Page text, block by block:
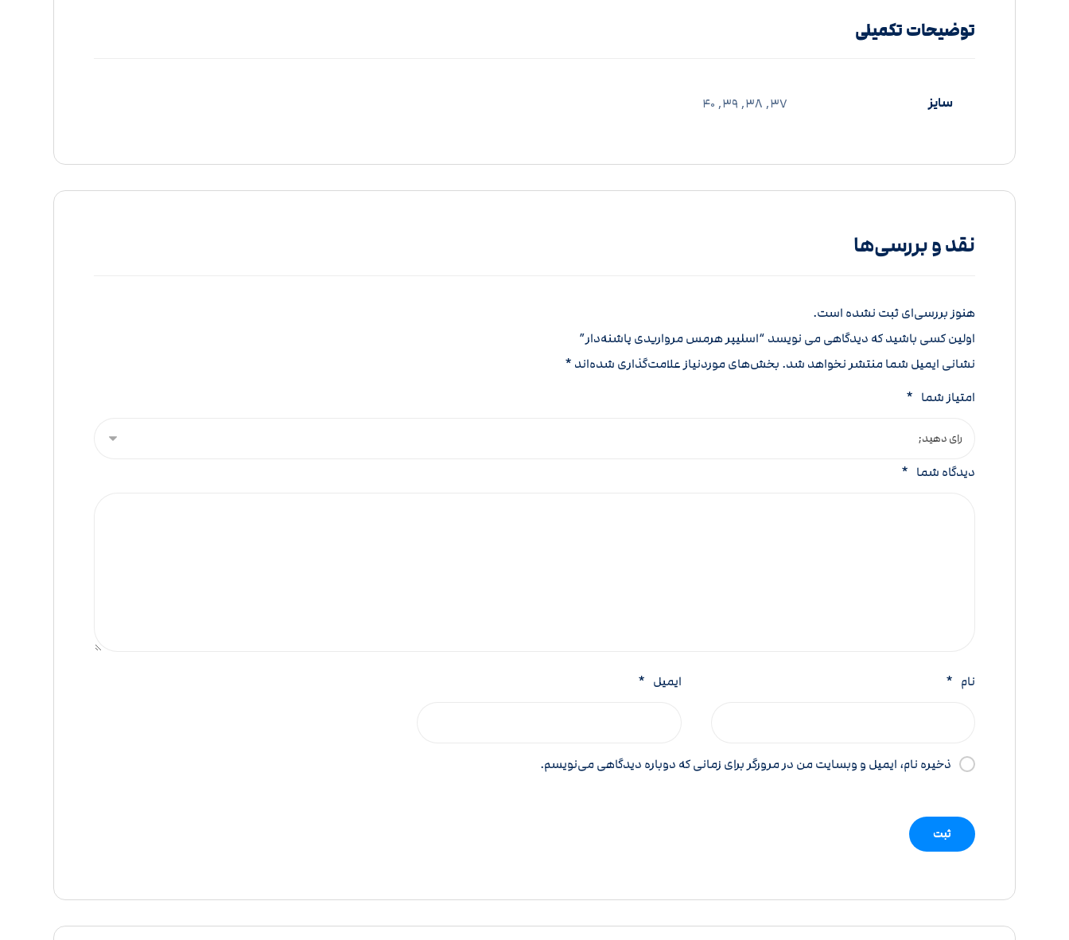
توضیحات تکمیلی
سایز 37, 38, 39, 40
نقد و بررسی‌ها
هنوز بررسی‌ای ثبت نشده است.
اولین کسی باشید که دیدگاهی می نویسد “اسلیپر هرمس مرواریدی پاشنه‌دار”
نشانی ایمیل شما منتشر نخواهد شد. بخش‌های موردنیاز علامت‌گذاری شده‌اند *
امتیاز شما *
دیدگاه شما *
نام * ایمیل *
ذخیره نام، ایمیل و وبسایت من در مرورگر برای زمانی که دوباره دیدگاهی می‌نویسم.